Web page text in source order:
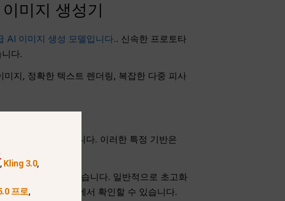
미지 생성기
AI 이미지 생성 모델입니다.. 신속한 프로토타
다.
지, 정확한 텍스트 렌더링, 복잡한 다중 피사
처를 기반으로 합니다. 이러한 특정 기반은
기술을 최적화했습니다. 일반적으로 초고화
세한 내용은 다음에서 확인할 수 있습니다.
,Kling 3.0,
프로,